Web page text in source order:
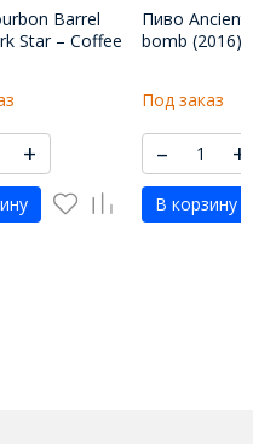
Barrel
Star – Coffee
- 650 МЛ
+
Пиво Ancient
bomb (2016)
Под заказ
– +
В корзину